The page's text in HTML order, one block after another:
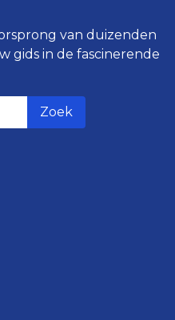
van duizenden
gids in de fascinerende
Zoek